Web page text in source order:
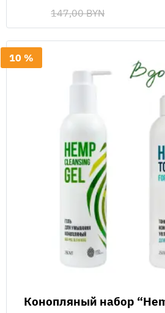
147,00 BYN
10 %
Конопляный набор “Hemp Balance Set”